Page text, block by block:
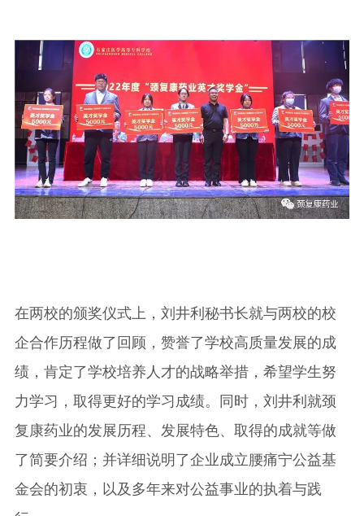
在两校的颁奖仪式上，刘井利秘书长就与两校的校
企合作历程做了回顾，赞誉了学校高质量发展的成
绩，肯定了学校培养人才的战略举措，希望学生努
力学习，取得更好的学习成绩。同时，刘井利就颈
复康药业的发展历程、发展特色、取得的成就等做
了简要介绍；并详细说明了企业成立腰痛宁公益基
金会的初衷，以及多年来对公益事业的执着与践